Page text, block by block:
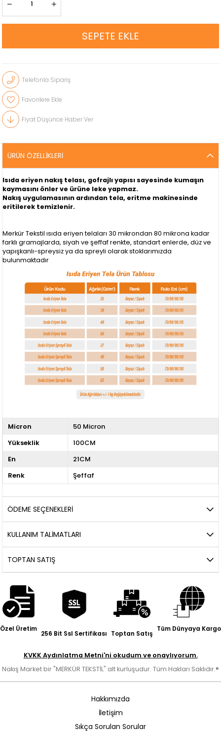
Telefonla Sipariş
Favorilere Ekle
Fiyat Düşünce Haber Ver
ÜRÜN ÖZELLIKLERI
Isıda eriyen nakış telası, gofrajlı yapısı sayesinde kumaşın
kaymasını önler ve ürüne leke yapmaz.
Nakış uygulamasının ardından tela, eritme makinesinde
eritilerek temizlenir.
Merkür Tekstil ısıda eriyen telaları 30 mikrondan 80 mikrona kadar
farklı gramajlarda, siyah ve şeffaf renkte, standart enlerde, düz ve
yapışkanlı-spreysiz ya da spreyli olarak stoklarımızda
bulunmaktadır
Micron
50 Micron
Yükseklik
100CM
En
21CM
Renk
Şeffaf
ÖDEME SEÇENEKLERI
KULLANIM TALIMATLARI
TOPTAN SATIŞ
Özel Üretim
256 Bit Ssl Sertifikası Toptan Satış
Tüm Dünyaya Kargo
KVKK Aydınlatma Metni'ni okudum ve onaylıyorum.
Nakış Market bir "MERKÜR TEKSTİL" alt kurluşudur. Tüm Hakları Saklıdır.®
Hakkımızda
İletişim
Sıkça Sorulan Sorular